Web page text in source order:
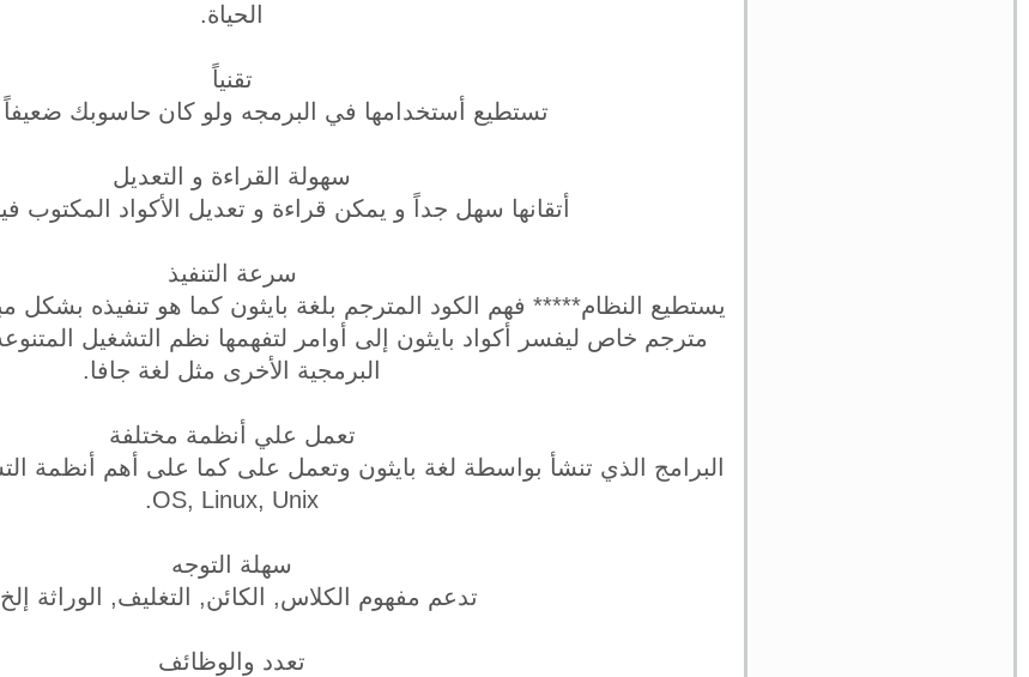
الحياة.
تقنياً
تستطيع أستخدامها في البرمجه ولو كان حاسوبك ضعيفاً
سهولة القراءة و التعديل
أتقانها سهل جداً و يمكن قراءة و تعديل الأكواد المكتوب
سرعة التنفيذ
يستطيع النظام***** فهم الكود المترجم بلغة بايثون كما هو تنفيذه بشكل
مترجم خاص ليفسر أكواد بايثون إلى أوامر لتفهمها نظم التشغيل
البرمجية الأخرى مثل لغة جافا.
تعمل علي أنظمة مختلفة
OS, Linux, Unix.
سهلة التوجه
تدعم مفهوم الكلاس, الكائن, التغليف, الوراثة
تعدد والوظائف